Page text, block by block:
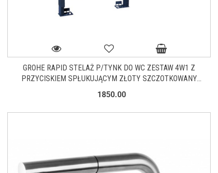
GROHE RAPID STELAŻ P/TYNK DO WC ZESTAW 4W1 Z
PRZYCISKIEM SPŁUKUJĄCYM ZŁOTY SZCZOTKOWANY
1850.00